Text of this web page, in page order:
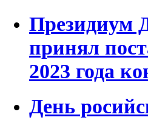
Президиум
принял
2023 года
День